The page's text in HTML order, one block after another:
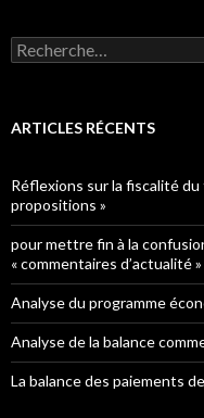
Rechercher :
ARTICLES RÉCENTS
Réflexions sur la fiscalité du
propositions »
pour mettre fin à la
« commentaires d’actualité »
Analyse du programme
Analyse de la balance
La balance des paiements